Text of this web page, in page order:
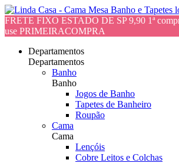
FRETE FIXO ESTADO DE SP 9,90 1ª
use PRIMEIRACOMPRA
Departamentos
Departamentos
Banho
Banho
Jogos de Banho
Tapetes de Banheiro
Roupão
Cama
Cama
Lençóis
Cobre Leitos e Colchas